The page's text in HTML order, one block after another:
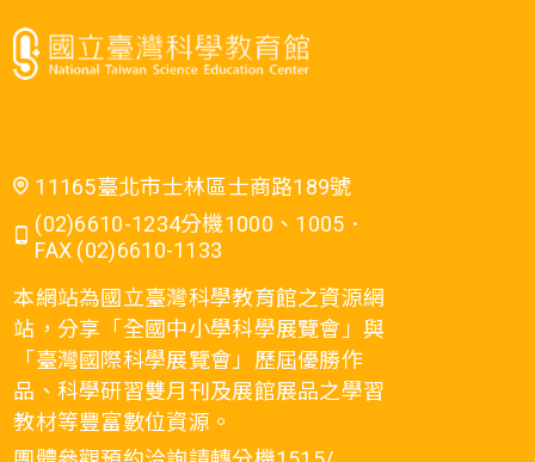
11165臺北市士林區士商路189號
(02)6610-1234分機1000、1005．
FAX (02)6610-1133
本網站為國立臺灣科學教育館之資源網
站，分享「全國中小學科學展覽會」與
「臺灣國際科學展覽會」歷屆優勝作
品、科學研習雙月刊及展館展品之學習
教材等豐富數位資源。